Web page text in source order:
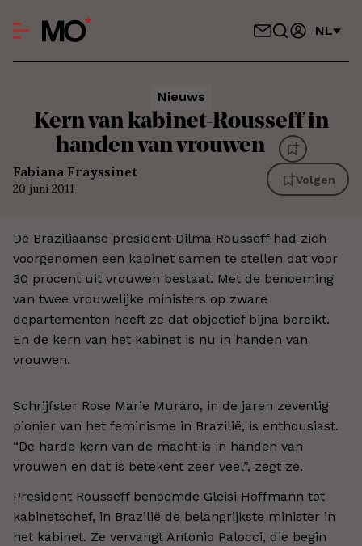
NL
Nieuws
Kern van kabinet-Rousseff in
handen van vrouwen
Fabiana Frayssinet
20 juni 2011
Volgen
De Braziliaanse president Dilma Rousseff had zich
voorgenomen een kabinet samen te stellen dat voor
30 procent uit vrouwen bestaat. Met de benoeming
van twee vrouwelijke ministers op zware
departementen heeft ze dat objectief bijna bereikt.
En de kern van het kabinet is nu in handen van
vrouwen.
Schrijfster Rose Marie Muraro, in de jaren zeventig
pionier van het feminisme in Brazilië, is enthousiast.
“De harde kern van de macht is in handen van
vrouwen en dat is betekent zeer veel”, zegt ze.
President Rousseff benoemde Gleisi Hoffmann tot
kabinetschef, in Brazilië de belangrijkste minister in
het kabinet. Ze vervangt Antonio Palocci, die begin